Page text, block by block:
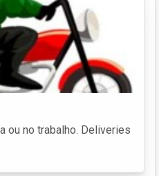
ou no trabalho. Deliveries